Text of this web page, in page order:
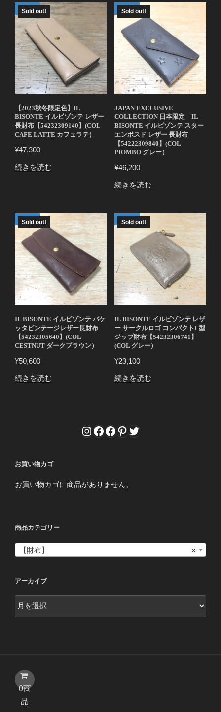
Sold out!
【2023秋冬限定色】IL
BISONTE イルビゾンテ レザー
長財布【54232309140】(COL
CAFE LATTE カフェラテ）
¥47,300
続きを読む
Sold out!
JAPAN EXCLUSIVE
COLLECTION 日本限定 IL
BISONTE イルビゾンテ スター
エンボスド レザー 長財布
【54222309840】(COL
PIOMBO グレー）
¥46,200
続きを読む
Sold out!
IL BISONTE イルビゾンテ バケ
ッタビンテージレザー長財布
【54232305640】(COL
CESTNUT ダークブラウン）
¥50,600
続きを読む
Sold out!
IL BISONTE イルビゾンテ レザ
ー サークルロゴ コンパクトL型
ジップ財布【54232306741】
(COL グレー）
¥23,100
続きを読む
Instagram
Facebook
Facebook
Pinterest
Twitter
お買い物カゴ
お買い物カゴに商品がありません。
商品カテゴリー
×
【財布】
アーカイブ
ー
0商
品